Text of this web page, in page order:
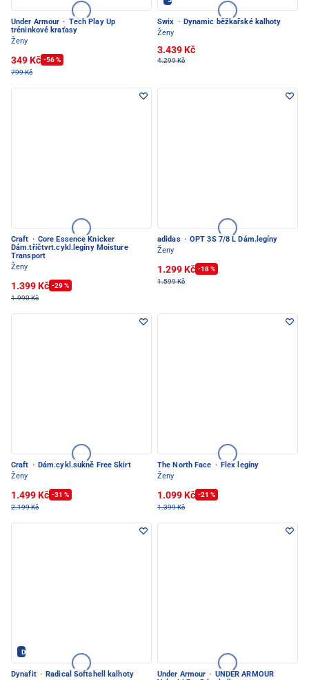
Under Armour · Tech Play Up
tréninkové kraťasy
Ženy
349 Kč -56 %
799 Kč
Swix · Dynamic běžkařské kalhoty
Ženy
3.439 Kč
4.299 Kč
Craft · Core Essence Knicker
Dám.tříčtvrt.cykl.legíny Moisture
Transport
Ženy
1.399 Kč -29 %
1.990 Kč
adidas · OPT 3S 7/8 L Dám.legíny
Ženy
1.299 Kč -18 %
1.599 Kč
Craft · Dám.cykl.sukně Free Skirt
Ženy
1.499 Kč -31 %
2.199 Kč
The North Face · Flex legíny
Ženy
1.099 Kč -21 %
1.399 Kč
Dynafit - PEC POD SNĚŽKOU
Dynafit · Radical Softshell kalhoty Under Armour · UNDER ARMOUR